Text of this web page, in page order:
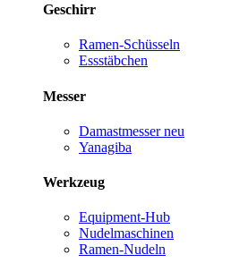
Geschirr
Ramen-Schüsseln
Essstäbchen
Messer
Damastmesser neu
Yanagiba
Werkzeug
Equipment-Hub
Nudelmaschinen
Ramen-Nudeln